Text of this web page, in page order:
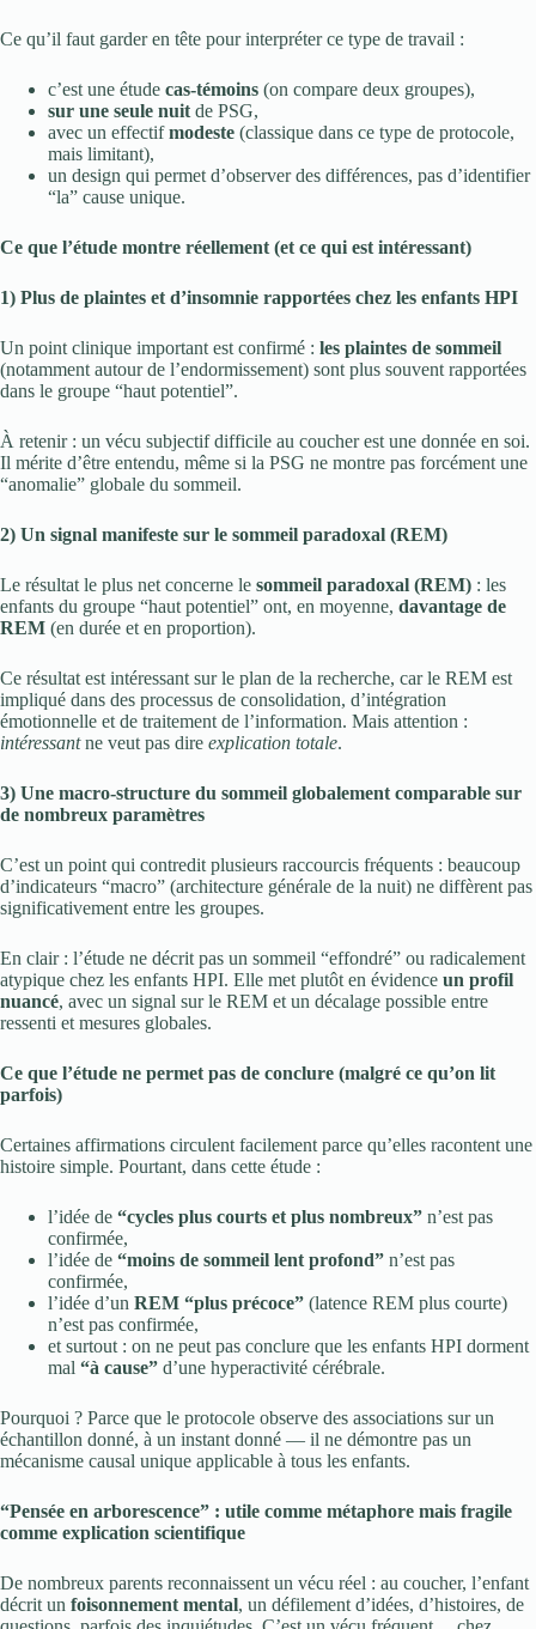
Ce qu’il faut garder en tête pour interpréter ce type de travail :
c’est une étude cas-témoins (on compare deux groupes),
sur une seule nuit de PSG,
avec un effectifmodeste (classique dans ce type de protocole,
mais limitant),
un design qui permet d’observer des différences, pas d’identifier
“la” cause unique.
Ce que l’étude montre réellement (et ce qui est intéressant)
1) Plus de plaintes et d’insomnie rapportées chez les enfants HPI
Un point clinique important est confirmé : les plaintes de sommeil
(notamment autour de l’endormissement) sont plus souvent rapportées
dans le groupe “haut potentiel”.
À retenir : un vécu subjectif difficile au coucher est une donnée en soi.
Il mérite d’être entendu, même si la PSG ne montre pas forcément une
“anomalie” globale du sommeil.
2) Un signal manifeste sur le sommeil paradoxal (REM)
Le résultat le plus net concerne le sommeil paradoxal (REM) : les
enfants du groupe “haut potentiel” ont, en moyenne, davantage de
REM (en durée et en proportion).
Ce résultat est intéressant sur le plan de la recherche, car le REM est
impliqué dans des processus de consolidation, d’intégration
émotionnelle et de traitement de l’information. Mais attention :
intéressantne veut pas dire explication totale.
3) Une macro-structure du sommeil globalement comparable sur
de nombreux paramètres
C’est un point qui contredit plusieurs raccourcis fréquents : beaucoup
d’indicateurs “macro” (architecture générale de la nuit) ne diffèrent pas
significativement entre les groupes.
En clair : l’étude ne décrit pas un sommeil “effondré” ou radicalement
atypique chez les enfants HPI. Elle met plutôt en évidence un profil
nuancé, avec un signal sur le REM et un décalage possible entre
ressenti et mesures globales.
Ce que l’étude ne permet pas de conclure (malgré ce qu’on lit
parfois)
Certaines affirmations circulent facilement parce qu’elles racontent une
histoire simple. Pourtant, dans cette étude :
l’idée de “cycles plus courts et plus nombreux” n’est pas
confirmée,
l’idée de “moins de sommeil lent profond” n’est pas
confirmée,
l’idée d’un REM “plus précoce” (latence REM plus courte)
n’est pas confirmée,
et surtout : on ne peut pas conclure que les enfants HPI dorment
mal “à cause” d’une hyperactivité cérébrale.
Pourquoi ? Parce que le protocole observe des associations sur un
échantillon donné, à un instant donné — il ne démontre pas un
mécanisme causal unique applicable à tous les enfants.
“Pensée en arborescence” : utile comme métaphore mais fragile
comme explication scientifique
De nombreux parents reconnaissent un vécu réel : au coucher, l’enfant
décrit un foisonnement mental, un défilement d’idées, d’histoires, de